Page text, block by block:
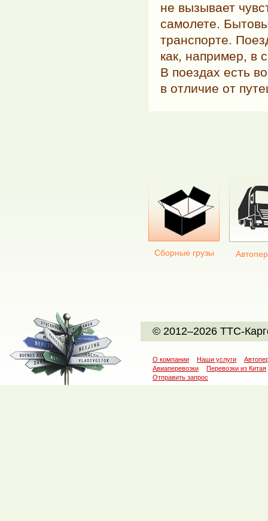
не вызывает
самолете.
транспорте.
как, например, в
В поездах есть
в отличие от
Сборные грузы
© 2012–2026 ТТС-
О компании Наши услуги
Авиаперевозки
Перевозки из Китая
Отправить запрос